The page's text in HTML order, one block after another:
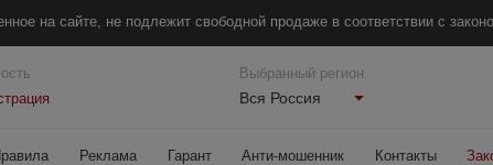
на сайте, не подлежит свободной продаже в соответствии с
Выбранный регион
Вся Россия
Реклама Гарант Анти-мошенник Контакты